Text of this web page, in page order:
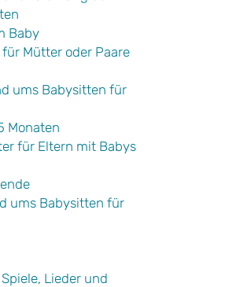
Baby
Mütter oder Paare
ums Babysitten für
Monaten
für Eltern mit Babys
ums Babysitten für
Lieder und